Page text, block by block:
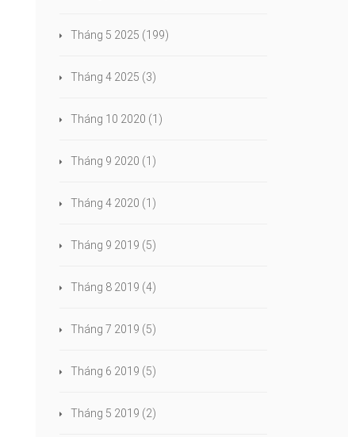
Tháng 5 2025 (199)
Tháng 4 2025 (3)
Tháng 10 2020 (1)
Tháng 9 2020 (1)
Tháng 4 2020 (1)
Tháng 9 2019 (5)
Tháng 8 2019 (4)
Tháng 7 2019 (5)
Tháng 6 2019 (5)
Tháng 5 2019 (2)